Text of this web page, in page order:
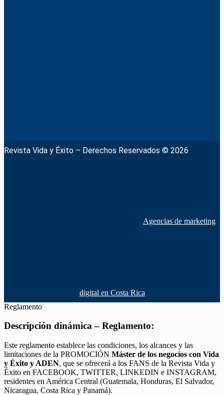
Revista Vida y Éxito – Derechos Reservados © 2026
Agencias de marketing
digital en Costa Rica
Reglamento
Descripción dinámica – Reglamento:
Este reglamento establece las condiciones, los alcances y las
limitaciones de la PROMOCIÓN Máster de los negocios con Vida
y Éxito y ADEN, que se ofrecerá a los FANS de la Revista Vida y
Éxito en FACEBOOK, TWITTER, LINKEDIN e INSTAGRAM,
residentes en América Central (Guatemala, Honduras, El Salvador,
Nicaragua, Costa Rica y Panamá).